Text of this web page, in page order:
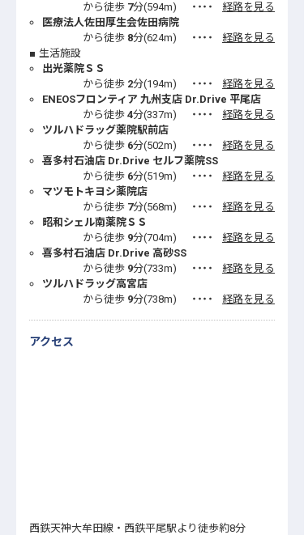
から徒歩 7分(594m) ・・・・
経路を見る
医療法人佐田厚生会佐田病院
から徒歩 8分(624m) ・・・・
経路を見る
生活施設
出光薬院ＳＳ
から徒歩 2分(194m) ・・・・
経路を見る
ENEOSフロンティア 九州支店 Dr.Drive 平尾店
から徒歩 4分(337m) ・・・・
経路を見る
ツルハドラッグ薬院駅前店
から徒歩 6分(502m) ・・・・
経路を見る
喜多村石油店 Dr.Drive セルフ薬院SS
から徒歩 6分(519m) ・・・・
経路を見る
マツモトキヨシ薬院店
から徒歩 7分(568m) ・・・・
経路を見る
昭和シェル南薬院ＳＳ
から徒歩 9分(704m) ・・・・
経路を見る
喜多村石油店 Dr.Drive 高砂SS
から徒歩 9分(733m) ・・・・
経路を見る
ツルハドラッグ高宮店
から徒歩 9分(738m) ・・・・ 経路を見る
アクセス
西鉄天神大牟田線・西鉄平尾駅より徒歩約8分